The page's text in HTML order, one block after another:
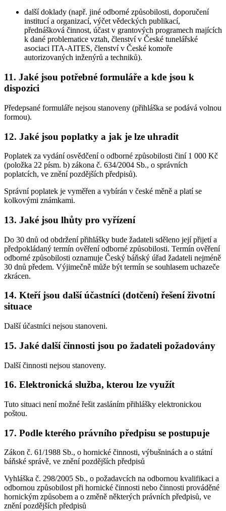
další doklady (např. jiné odborné způsobilosti, doporučení
institucí a organizací, výčet vědeckých publikací,
přednášková činnost, účast v grantových programech majících
k dané problematice vztah, členství v České tunelářské
asociaci ITA-AITES, členství v České komoře
autorizovaných inženýrů a techniků).
11. Jaké jsou potřebné formuláře a kde jsou k
dispozici
Předepsané formuláře nejsou stanoveny (přihláška se podává volnou
formou).
12. Jaké jsou poplatky a jak je lze uhradit
Poplatek za vydání osvědčení o odborné způsobilosti činí 1 000 Kč
(položka 22 písm. b) zákona č. 634/2004 Sb., o správních
poplatcích, ve znění pozdějších předpisů).
Správní poplatek je vyměřen a vybírán v české měně a platí se
kolkovými známkami.
13. Jaké jsou lhůty pro vyřízení
Do 30 dnů od obdržení přihlášky bude žadateli sděleno její přijetí a
předpokládaný termín ověření odborné způsobilosti. Termín ověření
odborné způsobilosti oznamuje Český báňský úřad žadateli nejméně
30 dnů předem. Výjimečně může být termín se souhlasem uchazeče
zkrácen.
14. Kteří jsou další účastníci (dotčení) řešení životní
situace
Další účastníci nejsou stanoveni.
15. Jaké další činnosti jsou po žadateli požadovány
Další činnosti nejsou stanoveny.
16. Elektronická služba, kterou lze využít
Tuto situaci není možné řešit zasláním přihlášky elektronickou
poštou.
17. Podle kterého právního předpisu se postupuje
Zákon č. 61/1988 Sb., o hornické činnosti, výbušninách a o státní
báňské správě, ve znění pozdějších předpisů
Vyhláška č. 298/2005 Sb., o požadavcích na odbornou kvalifikaci a
odbornou způsobilost při hornické činnosti nebo činnosti prováděné
hornickým způsobem a o změně některých právních předpisů, ve
znění pozdějších předpisů